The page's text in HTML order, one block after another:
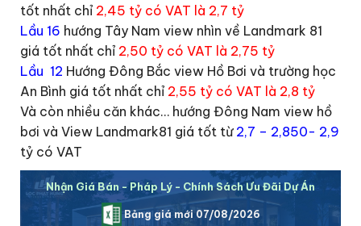
tốt nhất chỉ 2,45 tỷ có VAT là 2,7 tỷ
Lầu 16 hướng Tây Nam view nhìn về Landmark 81
giá tốt nhất chỉ 2,50 tỷ có VAT là 2,75 tỷ
Lầu 12 Hướng Đông Bắc view Hồ Bơi và trường học
An Bình giá tốt nhất chỉ 2,55 tỷ có VAT là 2,8 tỷ
Và còn nhiều căn khác… hướng Đông Nam view hồ
bơi và View Landmark81 giá tốt từ 2,7 – 2,850- 2,9
tỷ có VAT
Nhận Giá Bán - Pháp Lý - Chính Sách Ưu Đãi Dự Án
Bảng giá mới 07/08/2026